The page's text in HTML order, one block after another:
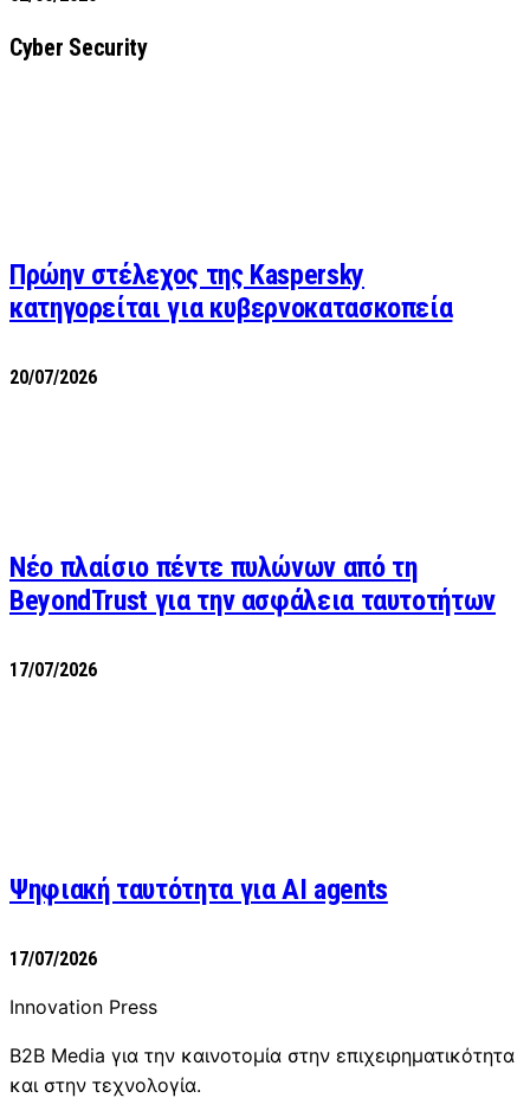
Cyber Security
Πρώην στέλεχος της Kaspersky
κατηγορείται για κυβερνοκατασκοπεία
20/07/2026
Νέο πλαίσιο πέντε πυλώνων από τη
BeyondTrust για την ασφάλεια ταυτοτήτων
17/07/2026
Ψηφιακή ταυτότητα για AI agents
17/07/2026
Innovation Press
B2B Media για την καινοτομία στην επιχειρηματικότητα
και στην τεχνολογία.